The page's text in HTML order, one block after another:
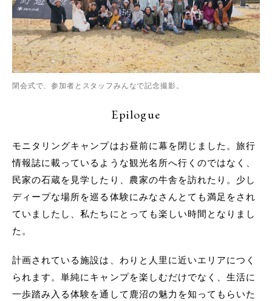
閉会式で、参加者とスタッフみんなで記念撮影。
Epilogue
モニタリングキャンプはお昼前に幕を閉じました。旅行
情報誌に載っているような観光名所へ行くのではなく、
民家の石蔵を見学したり、農家の牛舎を訪れたり。少し
ディープな場所を巡る体験にみなさんとても満足をされ
ていましたし、私たちにとっても楽しい時間となりまし
た。
計画されている施設は、わりと人里に近いエリアにつく
られます。単純にキャンプを楽しむだけでなく、生活に
一歩踏み入る体験を通して鹿沼の魅力を知ってもらいた